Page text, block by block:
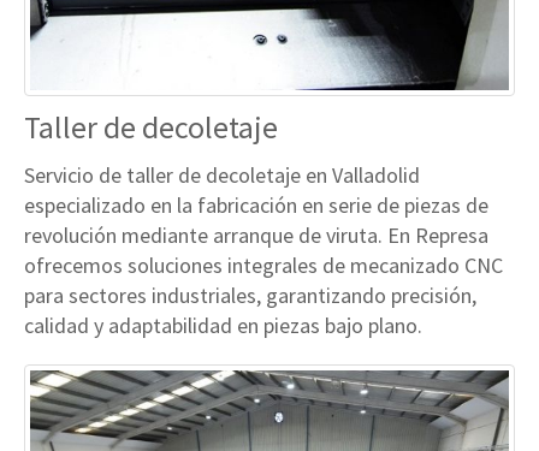
Taller de decoletaje
Servicio de taller de decoletaje en Valladolid
especializado en la fabricación en serie de piezas de
revolución mediante arranque de viruta. En Represa
ofrecemos soluciones integrales de mecanizado CNC
para sectores industriales, garantizando precisión,
calidad y adaptabilidad en piezas bajo plano.